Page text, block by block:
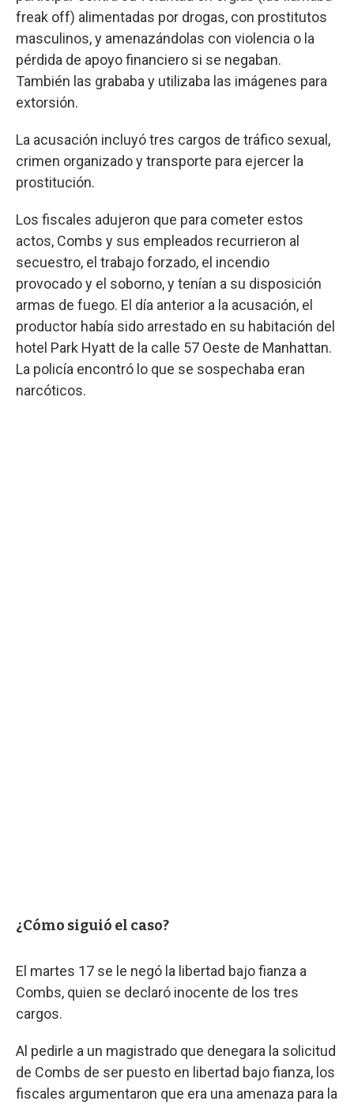
freak off) alimentadas por drogas, con prostitutos
masculinos, y amenazándolas con violencia o la
pérdida de apoyo financiero si se negaban.
También las grababa y utilizaba las imágenes para
extorsión.
La acusación incluyó tres cargos de tráfico sexual,
crimen organizado y transporte para ejercer la
prostitución.
Los fiscales adujeron que para cometer estos
actos, Combs y sus empleados recurrieron al
secuestro, el trabajo forzado, el incendio
provocado y el soborno, y tenían a su disposición
armas de fuego. El día anterior a la acusación, el
productor había sido arrestado en su habitación del
hotel Park Hyatt de la calle 57 Oeste de Manhattan.
La policía encontró lo que se sospechaba eran
narcóticos.
¿Cómo siguió el caso?
El martes 17 se le negó la libertad bajo fianza a
Combs, quien se declaró inocente de los tres
cargos.
Al pedirle a un magistrado que denegara la solicitud
de Combs de ser puesto en libertad bajo fianza, los
fiscales argumentaron que era una amenaza para la